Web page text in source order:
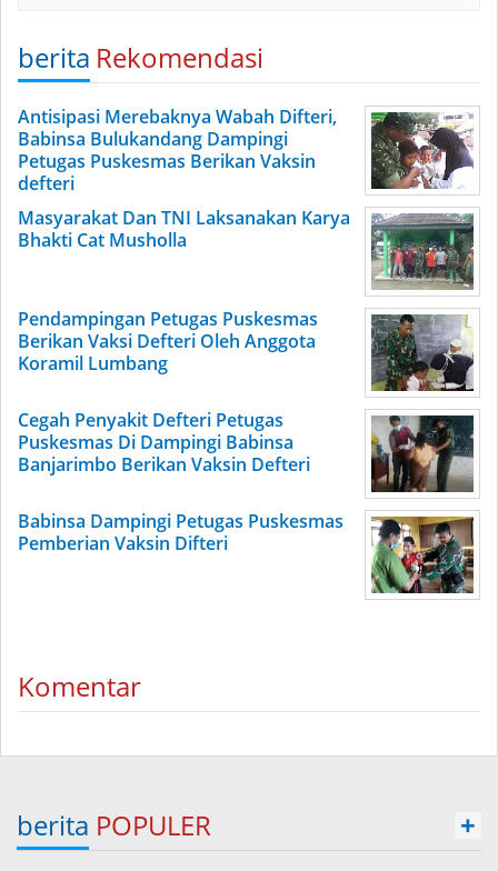
berita Rekomendasi
Antisipasi Merebaknya Wabah Difteri,
Babinsa Bulukandang Dampingi
Petugas Puskesmas Berikan Vaksin
defteri
Masyarakat Dan TNI Laksanakan Karya
Bhakti Cat Musholla
Pendampingan Petugas Puskesmas
Berikan Vaksi Defteri Oleh Anggota
Koramil Lumbang
Cegah Penyakit Defteri Petugas
Puskesmas Di Dampingi Babinsa
Banjarimbo Berikan Vaksin Defteri
Babinsa Dampingi Petugas Puskesmas
Pemberian Vaksin Difteri
Komentar
berita POPULER +